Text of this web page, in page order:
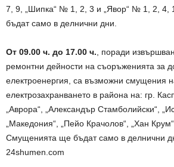
7, 9, „Шипка“ № 1, 2, 3 и „Явор“ № 1, 2,
бъдат само в делнични дни.
От 09.00 ч. до 17.00 ч. , поради
ремонтни дейности на съоръженията за
електроенергия, са възможни смущения
електрозахранването в района на: гр.
„Аврора“, „Александър Стамболийски“,
„Македония“, „Пейо Крачолов“, „Хан
Смущенията ще бъдат само в делнични
24shumen.com